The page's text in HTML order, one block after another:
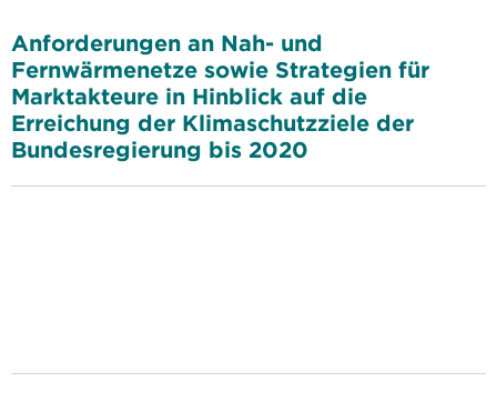
Anforderungen an Nah- und
Fernwärmenetze sowie Strategien für
Marktakteure in Hinblick auf die
Erreichung der Klimaschutzziele der
Bundesregierung bis 2020